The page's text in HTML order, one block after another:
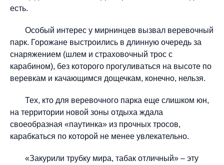
есть.
Особый интерес у мирнинцев вызвал веревочный
парк. Горожане выстроились в длинную очередь за
снаряжением (шлем и страховочный трос с
карабином), без которого прогуливаться на высоте по
веревкам и качающимся дощечкам, конечно, нельзя.
Тех, кто для веревочного парка еще слишком юн,
на территории новой зоны отдыха ждала
своеобразная «паутинка» из прочных тросов,
карабкаться по которой не менее увлекательно.
«Закурили трубку мира, табак отличный» – эту